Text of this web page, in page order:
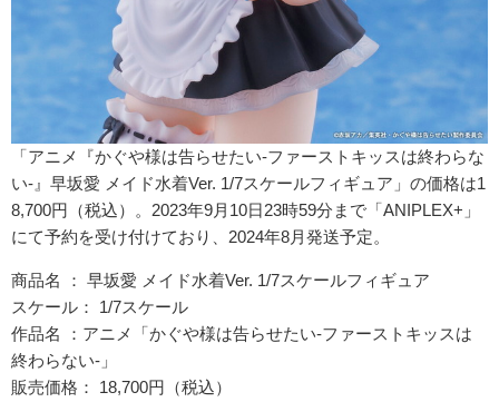
「アニメ『かぐや様は告らせたい-ファーストキッスは終わらな
い-』早坂愛 メイド水着Ver. 1/7スケールフィギュア」の価格は1
8,700円（税込）。2023年9月10日23時59分まで「ANIPLEX+」
にて予約を受け付けており、2024年8月発送予定。
商品名 ： 早坂愛 メイド水着Ver. 1/7スケールフィギュア
スケール： 1/7スケール
作品名 ：アニメ「かぐや様は告らせたい-ファーストキッスは
終わらない-」
販売価格： 18,700円（税込）